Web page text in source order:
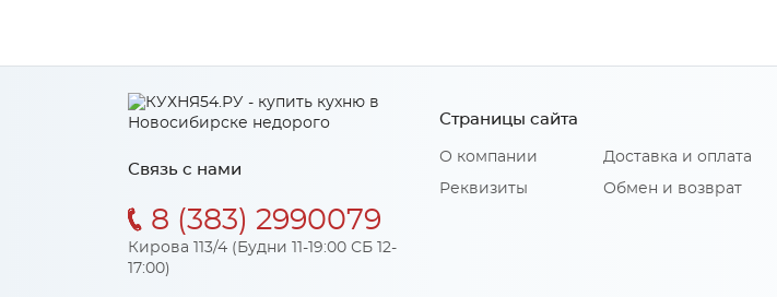
Связь с нами
8 (383) 2990079
Кирова 113/4 (Будни 11-19:00 СБ 12-
17:00)
Страницы сайта
О компании
Реквизиты
Доставка и оплата
Обмен и возврат